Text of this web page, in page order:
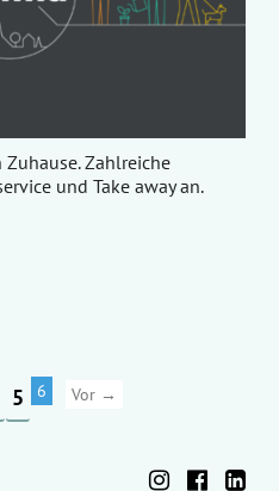
Zahlreiche
und Take away an.
5 6 Vor →